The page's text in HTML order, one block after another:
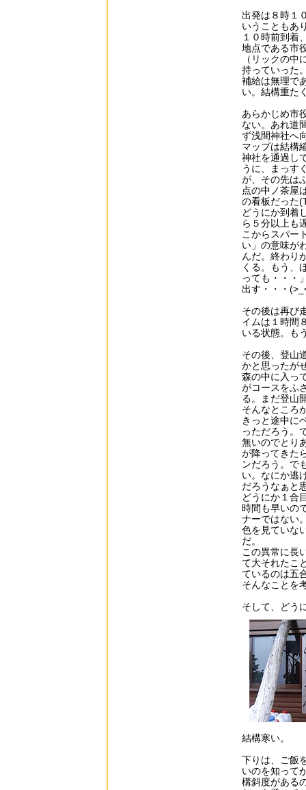
出発は８時１
いうこともあ
１０時前到着
地点である市
（リックの
持っていった
補給は無理で
い。結構重た
あらかじめ市
ない。あれ道
ず浅間神社へ
マップは結構
神社を通過し
うに、まっす
が、その先は
点の中ノ茶屋
の看板だった
どうにか到着
ら５分以上も
こからスパー
い」の意味が
んだ。終わり
くる。もう、
っても・・・
出す・・・
その後は再び
イムは１時間
いる状態。も
その後、登山
かと思ったが
森の中に入っ
がコースをふ
る。まだ登山
そんなところ
きっと途中に
っただろう。
無いのでとり
が降ってきた
ンだろう。で
い。なにか逃
だろうなぁと
どうにか１合
時間も早いの
ナーではない
色を見ていな
だ。
この異常に長
て大それたこ
ているのは五
そんなことを
そして、どう
結構寒い。
下りは、ご飯
いのを知って
構斜度がある